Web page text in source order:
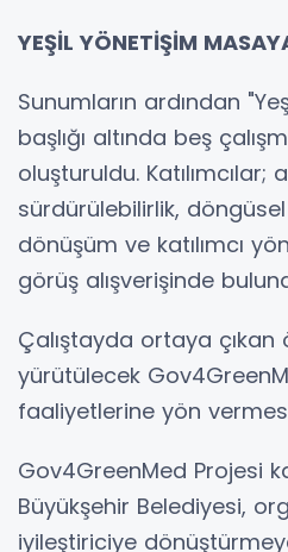
YEŞİL YÖNETİŞİM
Sunumların ardından
başlığı altında beş
oluşturuldu. Katılımcılar;
sürdürülebilirlik,
dönüşüm ve katılımcı
görüş alışverişinde
Çalıştayda ortaya
yürütülecek
faaliyetlerine yön
Gov4GreenMed Projesi
Büyükşehir Belediyesi,
iyileştiriciye